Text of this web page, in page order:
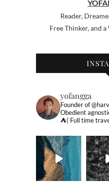
Reader,
Free Thinker, and
yofangga
Founder of
Obedient
⛺️| Full time